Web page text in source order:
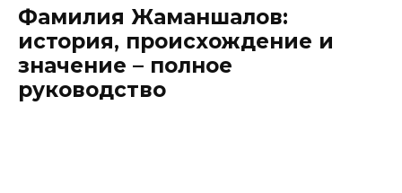
Фамилия Жаманшалов:
история, происхождение и
значение – полное
руководство